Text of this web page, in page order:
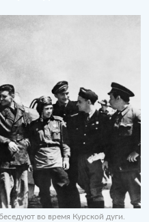
во время Курской дуги.